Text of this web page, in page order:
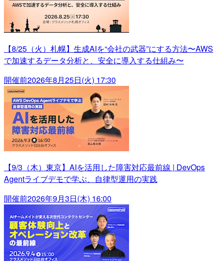
【8/25（火）札幌】生成AIを“会社の武器”にする方法〜AWS
で加速するデータ分析と、安全に導入する仕組み〜
開催前2026年8月25日(火) 17:30
【9/3（木）東京】AIを活用した障害対応最前線 | DevOps
Agentライブデモで学ぶ、自律型運用の実践
開催前2026年9月3日(木) 16:00